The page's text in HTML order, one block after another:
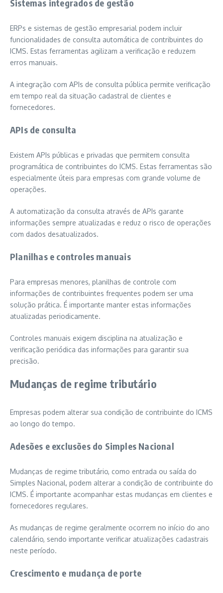
Sistemas integrados de gestão
ERPs e sistemas de gestão empresarial podem incluir
funcionalidades de consulta automática de contribuintes do
ICMS. Estas ferramentas agilizam a verificação e reduzem
erros manuais.
A integração com APIs de consulta pública permite verificação
em tempo real da situação cadastral de clientes e
fornecedores.
APIs de consulta
Existem APIs públicas e privadas que permitem consulta
programática de contribuintes do ICMS. Estas ferramentas são
especialmente úteis para empresas com grande volume de
operações.
A automatização da consulta através de APIs garante
informações sempre atualizadas e reduz o risco de operações
com dados desatualizados.
Planilhas e controles manuais
Para empresas menores, planilhas de controle com
informações de contribuintes frequentes podem ser uma
solução prática. É importante manter estas informações
atualizadas periodicamente.
Controles manuais exigem disciplina na atualização e
verificação periódica das informações para garantir sua
precisão.
Mudanças de regime tributário
Empresas podem alterar sua condição de contribuinte do ICMS
ao longo do tempo.
Adesões e exclusões do Simples Nacional
Mudanças de regime tributário, como entrada ou saída do
Simples Nacional, podem alterar a condição de contribuinte do
ICMS. É importante acompanhar estas mudanças em clientes e
fornecedores regulares.
As mudanças de regime geralmente ocorrem no início do ano
calendário, sendo importante verificar atualizações cadastrais
neste período.
Crescimento e mudança de porte